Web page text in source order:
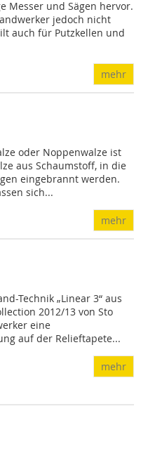
Messer und Sägen hervor.
jedoch nicht
auch für Putzkellen und
mehr
oder Noppenwalze ist
aus Schaumstoff, in die
eingebrannt werden.
sich...
mehr
Technik „Linear 3“ aus
2012/13 von Sto
eine
auf der Relieftapete...
mehr